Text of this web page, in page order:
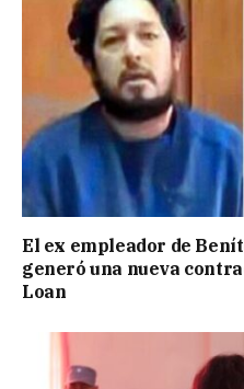
El ex empleador de
generó una nueva
Loan